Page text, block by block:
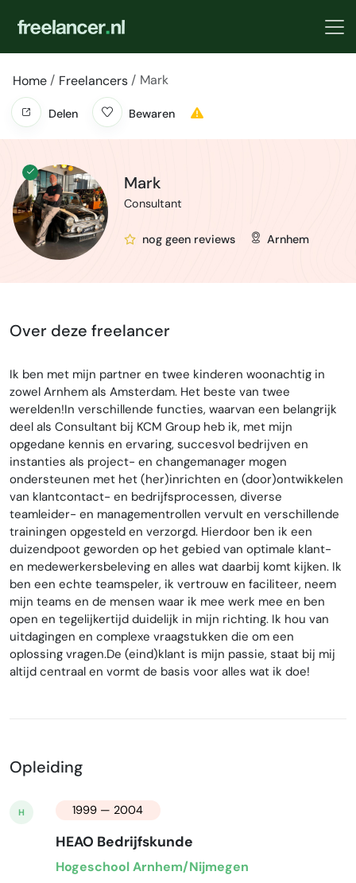
Home Freelancers Mark
Delen Bewaren
Mark
Consultant
nog geen reviews Arnhem
Over deze freelancer
Ik ben met mijn partner en twee kinderen woonachtig in
zowel Arnhem als Amsterdam. Het beste van twee
werelden!In verschillende functies, waarvan een belangrijk
deel als Consultant bij KCM Group heb ik, met mijn
opgedane kennis en ervaring, succesvol bedrijven en
instanties als project- en changemanager mogen
ondersteunen met het (her)inrichten en (door)ontwikkelen
van klantcontact- en bedrijfsprocessen, diverse
teamleider- en managementrollen vervult en verschillende
trainingen opgesteld en verzorgd. Hierdoor ben ik een
duizendpoot geworden op het gebied van optimale klant-
en medewerkersbeleving en alles wat daarbij komt kijken. Ik
ben een echte teamspeler, ik vertrouw en faciliteer, neem
mijn teams en de mensen waar ik mee werk mee en ben
open en tegelijkertijd duidelijk in mijn richting. Ik hou van
uitdagingen en complexe vraagstukken die om een
oplossing vragen.De (eind)klant is mijn passie, staat bij mij
altijd centraal en vormt de basis voor alles wat ik doe!
Opleiding
H 1999 — 2004
HEAO Bedrijfskunde
Hogeschool Arnhem/Nijmegen